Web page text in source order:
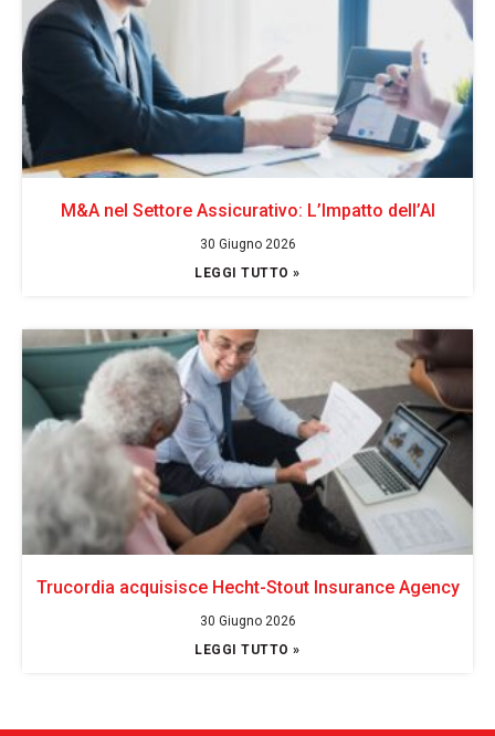
M&A nel Settore Assicurativo: L’Impatto dell’AI
30 Giugno 2026
LEGGI TUTTO »
Trucordia acquisisce Hecht-Stout Insurance Agency
30 Giugno 2026
LEGGI TUTTO »